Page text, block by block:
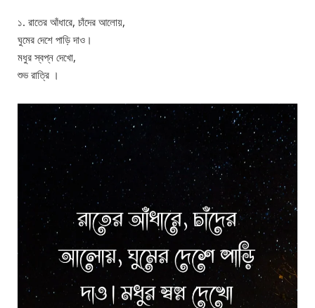
১. রাতের আঁধারে, চাঁদের আলোয়,
ঘুমের দেশে পাড়ি দাও।
মধুর স্বপ্ন দেখো,
শুভ রাত্রি ।